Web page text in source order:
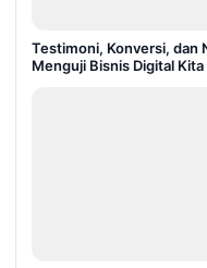
Testimoni, Konversi, dan
Menguji Bisnis Digital Kita